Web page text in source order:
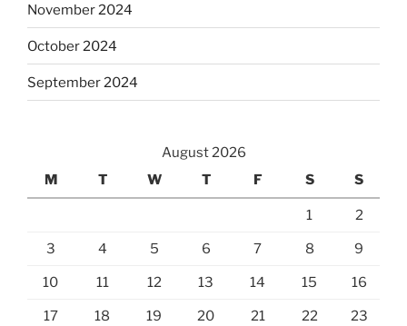
November 2024
October 2024
September 2024
August 2026
M
T W T F S S
1 2
3 4 5 6 7 8 9
10 11 12 13 14 15 16
17 18 19 20 21 22 23